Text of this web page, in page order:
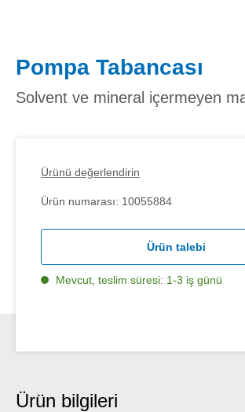
Pompa Tabancası
Solvent ve mineral içermeyen
Ürünü değerlendirin
Ürün numarası: 10055884
Ürün talebi
Mevcut, teslim süresi: 1-3 iş günü
Ürün bilgileri